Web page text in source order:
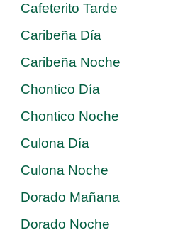
Cafeterito Tarde
Caribeña Día
Caribeña Noche
Chontico Día
Chontico Noche
Culona Día
Culona Noche
Dorado Mañana
Dorado Noche